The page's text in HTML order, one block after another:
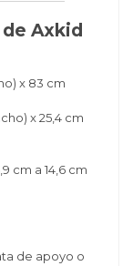
Axkid
x 83 cm
x 25,4 cm
cm a 14,6 cm
de apoyo o